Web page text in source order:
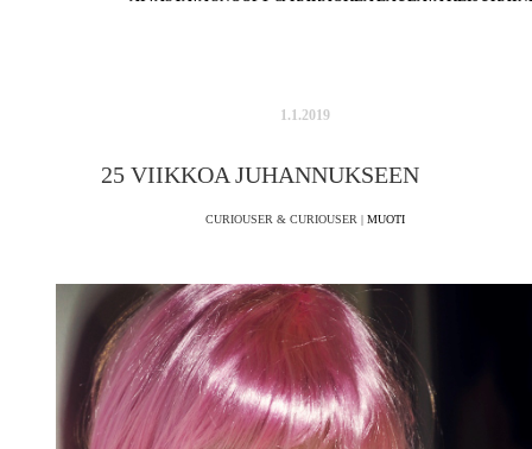
1.1.2019
25 VIIKKOA JUHANNUKSEEN
CURIOUSER & CURIOUSER | MUOTI